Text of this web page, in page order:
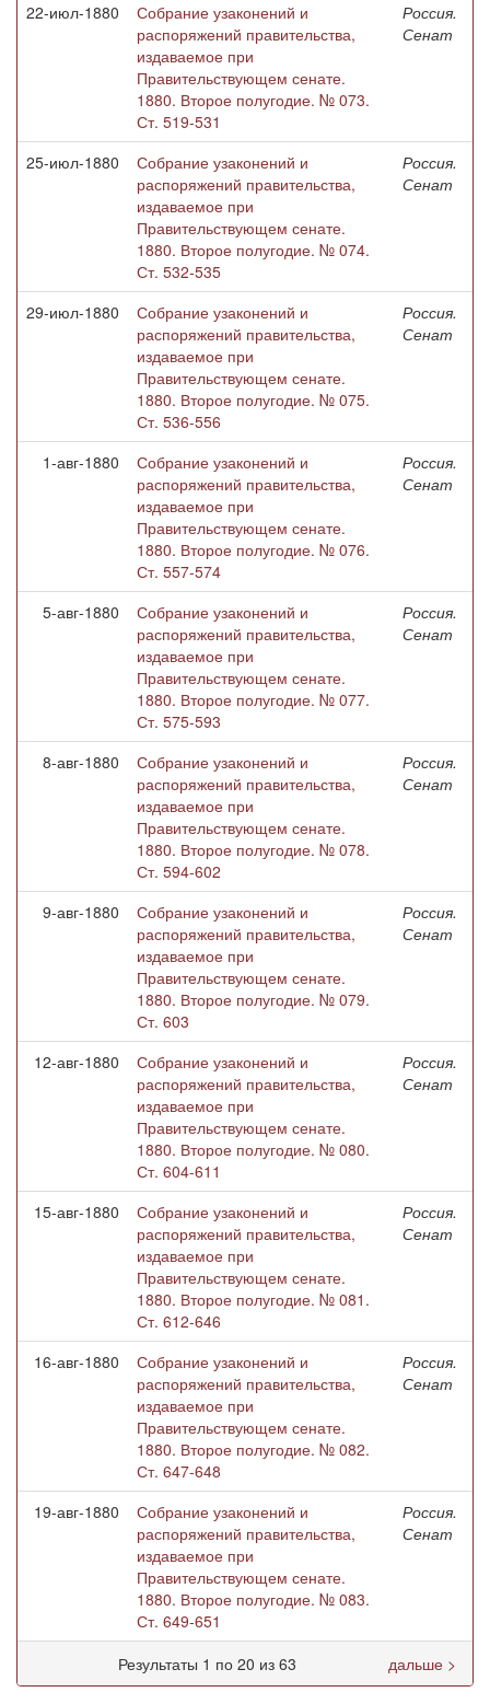
22-июл-1880
Собрание узаконений и
распоряжений правительства,
издаваемое при
Правительствующем сенате.
1880. Второе полугодие. № 073.
Ст. 519-531
Россия.
Сенат
25-июл-1880
Собрание узаконений и
распоряжений правительства,
издаваемое при
Правительствующем сенате.
1880. Второе полугодие. № 074.
Ст. 532-535
Россия.
Сенат
29-июл-1880
Собрание узаконений и
распоряжений правительства,
издаваемое при
Правительствующем сенате.
1880. Второе полугодие. № 075.
Ст. 536-556
Россия.
Сенат
1-авг-1880
Собрание узаконений и
распоряжений правительства,
издаваемое при
Правительствующем сенате.
1880. Второе полугодие. № 076.
Ст. 557-574
Россия.
Сенат
5-авг-1880
Собрание узаконений и
распоряжений правительства,
издаваемое при
Правительствующем сенате.
1880. Второе полугодие. № 077.
Ст. 575-593
Россия.
Сенат
8-авг-1880
Собрание узаконений и
распоряжений правительства,
издаваемое при
Правительствующем сенате.
1880. Второе полугодие. № 078.
Ст. 594-602
Россия.
Сенат
9-авг-1880
Собрание узаконений и
распоряжений правительства,
издаваемое при
Правительствующем сенате.
1880. Второе полугодие. № 079.
Ст. 603
Россия.
Сенат
12-авг-1880
Собрание узаконений и
распоряжений правительства,
издаваемое при
Правительствующем сенате.
1880. Второе полугодие. № 080.
Ст. 604-611
Россия.
Сенат
15-авг-1880
Собрание узаконений и
распоряжений правительства,
издаваемое при
Правительствующем сенате.
1880. Второе полугодие. № 081.
Ст. 612-646
Россия.
Сенат
16-авг-1880
Собрание узаконений и
распоряжений правительства,
издаваемое при
Правительствующем сенате.
1880. Второе полугодие. № 082.
Ст. 647-648
Россия.
Сенат
19-авг-1880
Собрание узаконений и
распоряжений правительства,
издаваемое при
Правительствующем сенате.
1880. Второе полугодие. № 083.
Ст. 649-651
Россия.
Сенат
Результаты 1 по 20 из 63 дальше >